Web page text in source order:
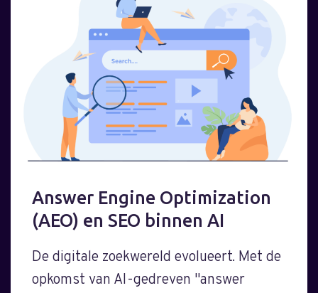
Answer Engine Optimization
(AEO) en SEO binnen AI
De digitale zoekwereld evolueert. Met de
opkomst van AI-gedreven "answer